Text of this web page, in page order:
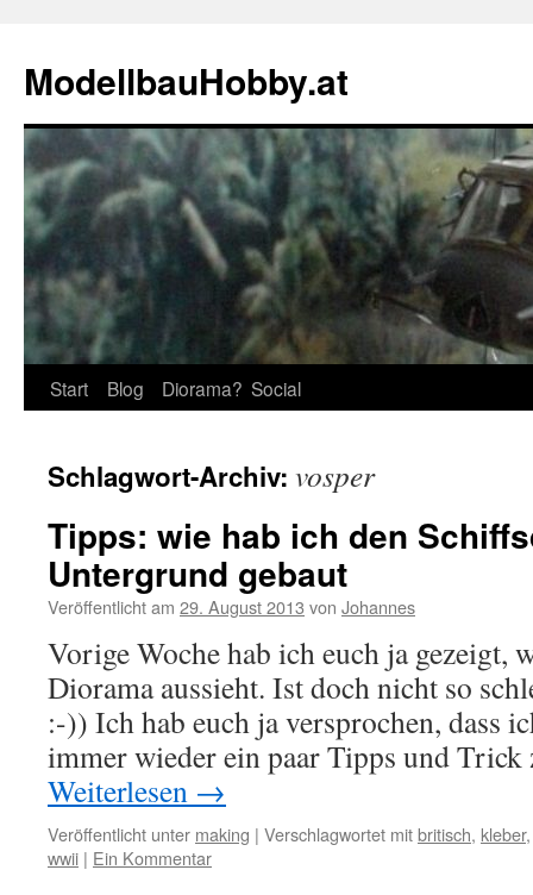
springen
ModellbauHobby.at
Start Blog Diorama? Social
Schlagwort-Archiv: vosper
Tipps: wie hab ich den
Untergrund gebaut
Veröffentlicht am 29. August 2013 von Johannes
Vorige Woche hab ich euch ja gezeigt,
Diorama aussieht. Ist doch nicht so
:-)) Ich hab euch ja versprochen, dass
immer wieder ein paar Tipps und
Weiterlesen →
Veröffentlicht unter making | Verschlagwortet mitbritisch, kleber
wwii | Ein Kommentar